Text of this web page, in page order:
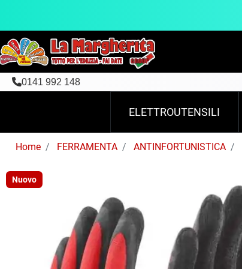
0141 992 148
ELETTROUTENSILI
Home FERRAMENTA ANTINFORTUNISTICA
Nuovo